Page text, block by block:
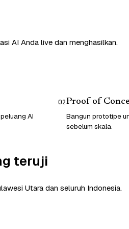
AI Anda live dan menghasilkan.
AI
02Proof of
Bangun prototipe
sebelum skala.
teruji
Utara dan seluruh Indonesia.